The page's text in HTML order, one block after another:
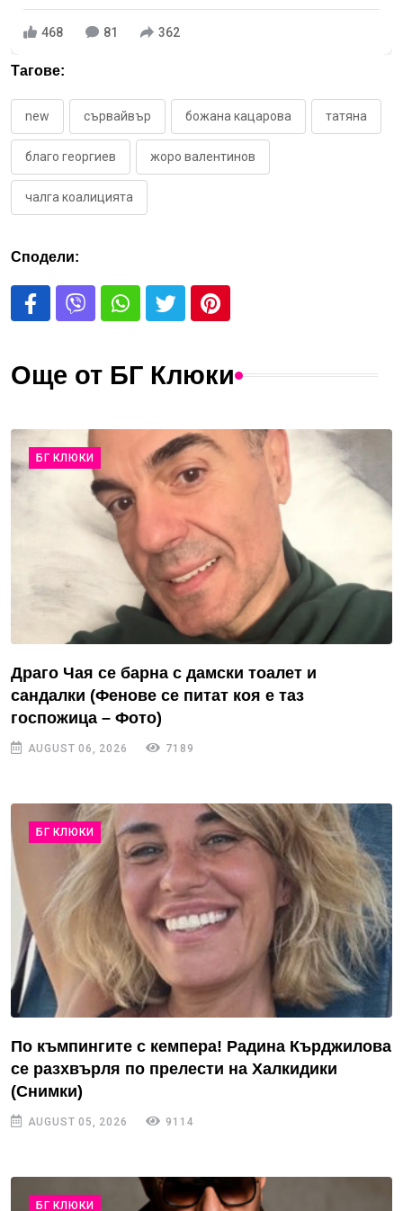
468 81 362
Тагове:
new сървайвър божана кацарова татяна
благо георгиев жоро валентинов
чалга коалицията
Сподели:
Още от БГ Клюки
БГ КЛЮКИ
Драго Чая се барна с дамски тоалет и
сандалки (Фенове се питат коя е таз
госпожица – Фото)
AUGUST 06, 2026 7189
БГ КЛЮКИ
По къмпингите с кемпера! Радина Кърджилова
се разхвърля по прелести на Халкидики
(Снимки)
AUGUST 05, 2026 9114
БГ КЛЮКИ